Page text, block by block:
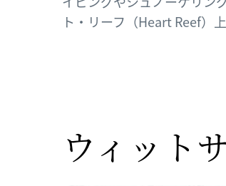
ト・リーフ（Heart Reef）
ウィット